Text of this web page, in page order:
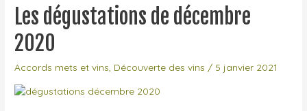
janvier
2021
Les dégustations de décembre
2020
Accords mets et vins Découverte des vins / 5 janvier 2021